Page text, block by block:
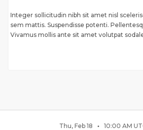
Integer sollicitudin nibh sit amet nisl
sem mattis. Suspendisse potenti.
Vivamus mollis ante sit amet volutpat
Thu, Feb 18 10:00 AM